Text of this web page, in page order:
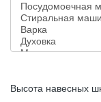
Высота навесных